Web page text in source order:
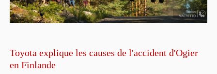
Toyota explique les causes de l'accident d'Ogier
en Finlande